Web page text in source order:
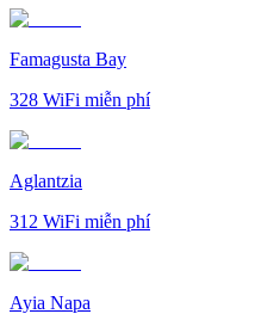
Famagusta Bay
328 WiFi miễn phí
Aglantzia
312 WiFi miễn phí
Ayia Napa